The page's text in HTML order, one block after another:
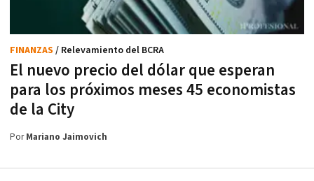
El nuevo precio del dólar que esperan
para los próximos meses 45 economistas
de la City
FINANZAS / Relevamiento del BCRA
PorMariano Jaimovich